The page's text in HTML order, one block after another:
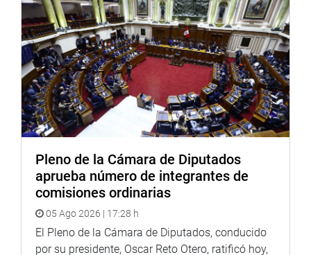
Pleno de la Cámara de Diputados
aprueba número de integrantes de
comisiones ordinarias
05 Ago 2026 | 17:28 h
El Pleno de la Cámara de Diputados, conducido
por su presidente, Oscar Reto Otero, ratificó hoy,